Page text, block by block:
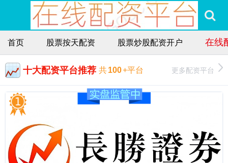
首页 股票按天配资 股票炒股配资开户 在线
十大配资平台推荐 共100+平台 更多配资平台